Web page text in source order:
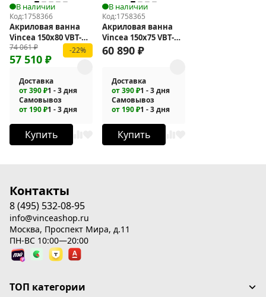
В наличии
Код:1758366
Акриловая ванна
Vincea 150х80 VBT-
408-1500
74 061₽
57 510 ₽
-22%
Доставка
от 390 ₽1 - 3 дня
Самовывоз
от 190 ₽1 - 3 дня
Купить
В наличии
Код:1758365
Акриловая ванна
Vincea 150х75 VBT-
405-1500
60 890 ₽
Доставка
от 390 ₽1 - 3 дня
Самовывоз
от 190 ₽1 - 3 дня
Купить
Контакты
8 (495) 532-08-95
info@vinceashop.ru
Москва, Проспект Мира, д.11
ПН-ВС 10:00—20:00
ТОП категории